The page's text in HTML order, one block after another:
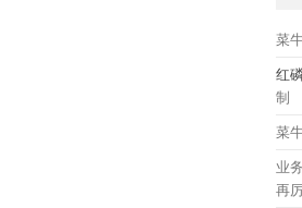
菜
红
制
菜
业
再